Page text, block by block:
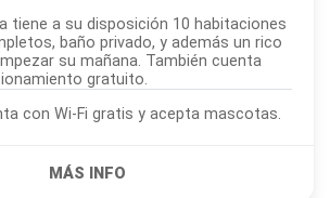
habitaciones
baño privado, y además un rico
su mañana. También cuenta
gratuito.
La Hostería cuenta con Wi-Fi gratis y acepta mascotas.